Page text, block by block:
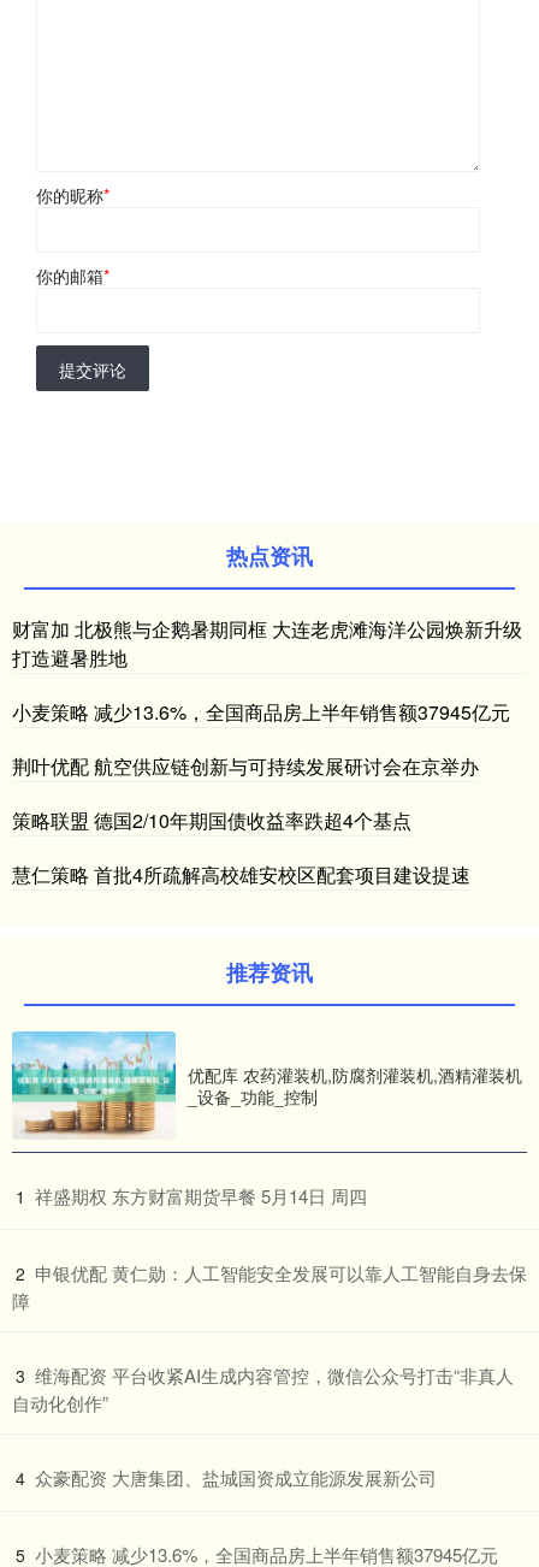
你的昵称*
你的邮箱*
提交评论
热点资讯
财富加 北极熊与企鹅暑期同框 大连老虎滩海洋公园焕新升级
打造避暑胜地
小麦策略 减少13.6%，全国商品房上半年销售额37945亿元
荆叶优配 航空供应链创新与可持续发展研讨会在京举办
策略联盟 德国2/10年期国债收益率跌超4个基点
慧仁策略 首批4所疏解高校雄安校区配套项目建设提速
推荐资讯
优配库 农药灌装机,防腐剂灌装机,酒精灌装机
_设备_功能_控制
1 ​祥盛期权 东方财富期货早餐 5月14日 周四
2 ​申银优配 黄仁勋：人工智能安全发展可以靠人工智能自身去保
障
3 ​维海配资 平台收紧AI生成内容管控，微信公众号打击“非真人
自动化创作”
4 ​众豪配资 大唐集团、盐城国资成立能源发展新公司
5 ​小麦策略 减少13.6%，全国商品房上半年销售额37945亿元